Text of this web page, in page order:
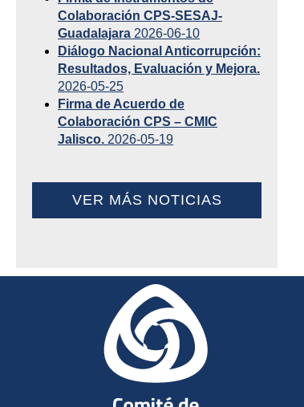
Colaboración CPS-SESAJ-
Guadalajara 2026-06-10
Diálogo Nacional Anticorrupción:
Resultados, Evaluación y Mejora.
2026-05-25
Firma de Acuerdo de
Colaboración CPS – CMIC
Jalisco. 2026-05-19
VER MÁS NOTICIAS